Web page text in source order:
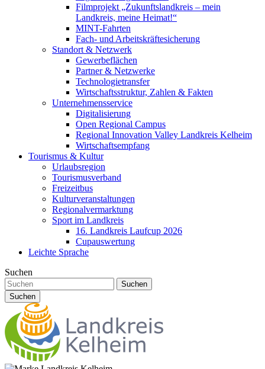
Filmprojekt „Zukunftslandkreis – mein
Landkreis, meine Heimat!“
MINT-Fahrten
Fach- und Arbeitskräftesicherung
Standort & Netzwerk
Gewerbeflächen
Partner & Netzwerke
Technologietransfer
Wirtschaftsstruktur, Zahlen & Fakten
Unternehmensservice
Digitalisierung
Open Regional Campus
Regional Innovation Valley Landkreis Kelheim
Wirtschaftsempfang
Tourismus & Kultur
Urlaubsregion
Tourismusverband
Freizeitbus
Kulturveranstaltungen
Regionalvermarktung
Sport im Landkreis
16. Landkreis Laufcup 2026
Cupauswertung
Leichte Sprache
Suchen
Suchen
Suchen